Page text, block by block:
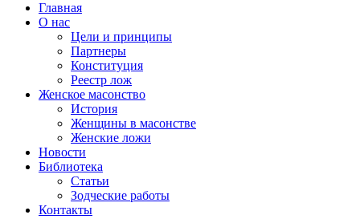
Главная
О нас
Цели и принципы
Партнеры
Конституция
Реестр лож
Женское масонство
История
Женщины в масонстве
Женские ложи
Новости
Библиотека
Статьи
Зодческие работы
Контакты